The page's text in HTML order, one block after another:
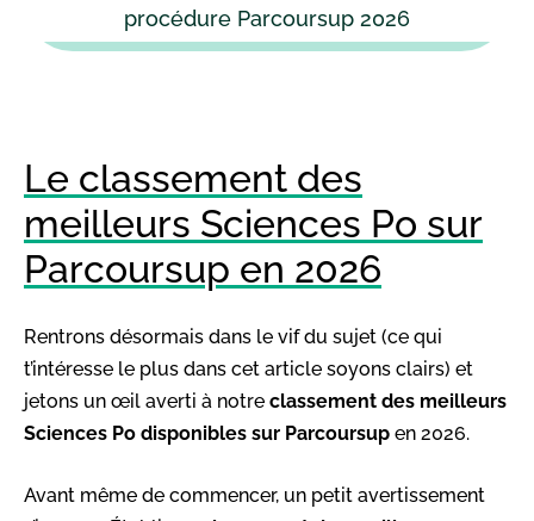
procédure Parcoursup 2026
Le classement des
meilleurs Sciences Po sur
Parcoursup en 2026
Rentrons désormais dans le vif du sujet (ce qui
t’intéresse le plus dans cet article soyons clairs) et
jetons un œil averti à notre classement des meilleurs
Sciences Po disponibles sur Parcoursup en 2026.
Avant même de commencer, un petit avertissement